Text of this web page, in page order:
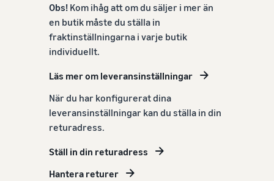
Obs! Kom ihåg att om du säljer i mer än
en butik måste du ställa in
fraktinställningarna i varje butik
individuellt.
Läs mer om leveransinställningar
När du har konfigurerat dina
leveransinställningar kan du ställa in din
returadress.
Ställ in din returadress
Hantera returer